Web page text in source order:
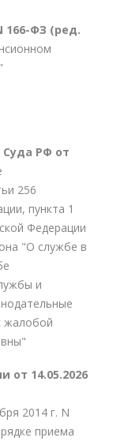
166-ФЗ (ред.
Суда РФ от
256
пункта 1
Федерации
"О службе в
и
жалобой
от 14.05.2026
2014 г. N
приема